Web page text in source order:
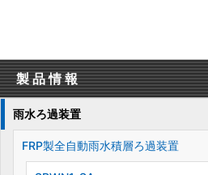
製品情報
雨水ろ過装置
FRP製全自動雨水積層ろ過装置